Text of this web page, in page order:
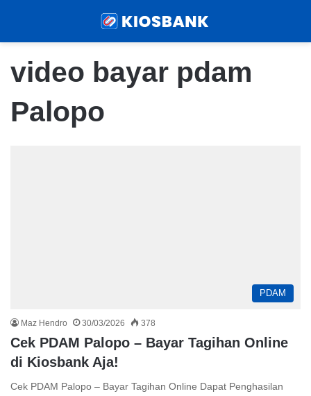
video bayar pdam
Palopo
PDAM
Maz Hendro 30/03/2026 378
Cek PDAM Palopo – Bayar Tagihan Online
di Kiosbank Aja!
Cek PDAM Palopo – Bayar Tagihan Online Dapat Penghasilan